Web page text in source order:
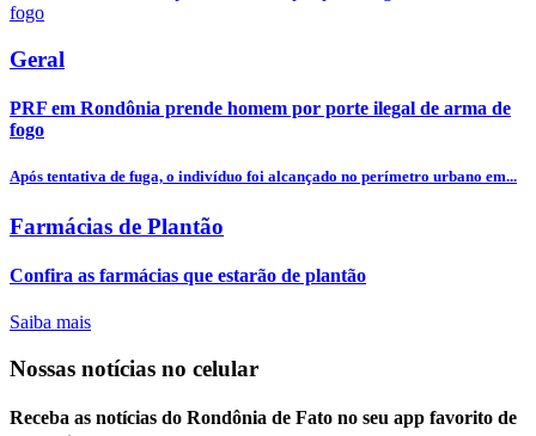
Geral
PRF em Rondônia prende homem por porte ilegal de arma de
fogo
Após tentativa de fuga, o indivíduo foi alcançado no perímetro urbano em...
Farmácias de Plantão
Confira as farmácias que estarão de plantão
Saiba mais
Nossas notícias no celular
Receba as notícias do Rondônia de Fato no seu app favorito de